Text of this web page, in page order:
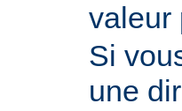
valeur
Si
une